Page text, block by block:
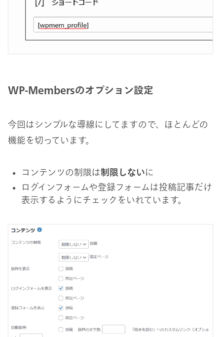
WP-Membersのオプション設定
今回はシンプルな導線にしてますので、ほとんどの
機能を切っています。
コンテンツの制限は制限しないに
ログインフォームや登録フォームは投稿記事だけ
表示するようにチェックをいれています。